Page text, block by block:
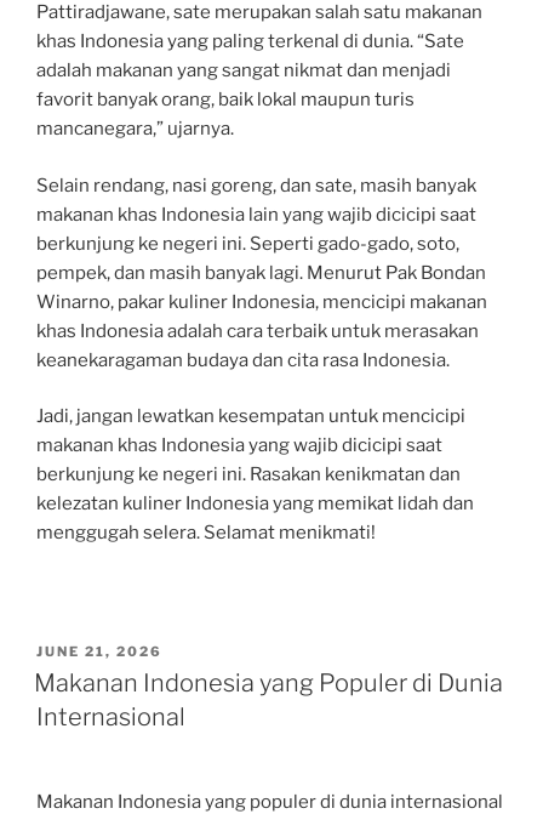
Pattiradjawane, sate merupakan salah satu makanan
khas Indonesia yang paling terkenal di dunia. “Sate
adalah makanan yang sangat nikmat dan menjadi
favorit banyak orang, baik lokal maupun turis
mancanegara,” ujarnya.
Selain rendang, nasi goreng, dan sate, masih banyak
makanan khas Indonesia lain yang wajib dicicipi saat
berkunjung ke negeri ini. Seperti gado-gado, soto,
pempek, dan masih banyak lagi. Menurut Pak Bondan
Winarno, pakar kuliner Indonesia, mencicipi makanan
khas Indonesia adalah cara terbaik untuk merasakan
keanekaragaman budaya dan cita rasa Indonesia.
Jadi, jangan lewatkan kesempatan untuk mencicipi
makanan khas Indonesia yang wajib dicicipi saat
berkunjung ke negeri ini. Rasakan kenikmatan dan
kelezatan kuliner Indonesia yang memikat lidah dan
menggugah selera. Selamat menikmati!
POSTED
ON
JUNE 21, 2026
Makanan Indonesia yang Populer di Dunia
Internasional
Makanan Indonesia yang populer di dunia internasional